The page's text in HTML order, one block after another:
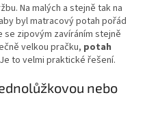
Na malých a stejně tak na
byl matracový potah pořád
se zipovým zavíráním stejně
velkou pračku, potah
Je to velmi praktické řešení.
nebo